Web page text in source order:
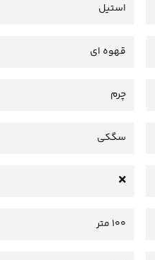
استیل
قهوه ای
چرم
سگکی
100 متر